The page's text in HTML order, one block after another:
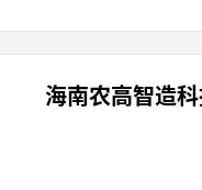
海南农高智造